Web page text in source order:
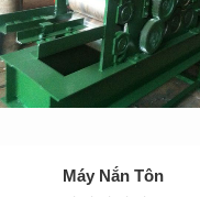
Máy Nắn Tôn